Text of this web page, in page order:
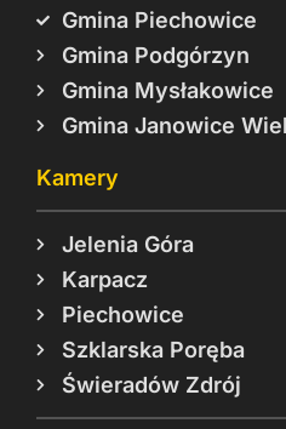
Gmina Piechowice
Gmina Podgórzyn
Gmina Mysłakowice
Gmina Janowice
Kamery
Jelenia Góra
Karpacz
Piechowice
Szklarska Poręba
Świeradów Zdrój